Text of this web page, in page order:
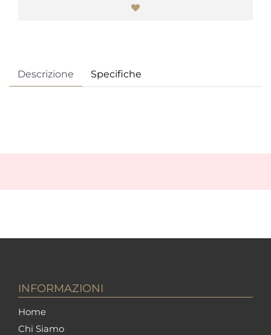
Descrizione Specifiche
INFORMAZIONI
Home
Chi Siamo